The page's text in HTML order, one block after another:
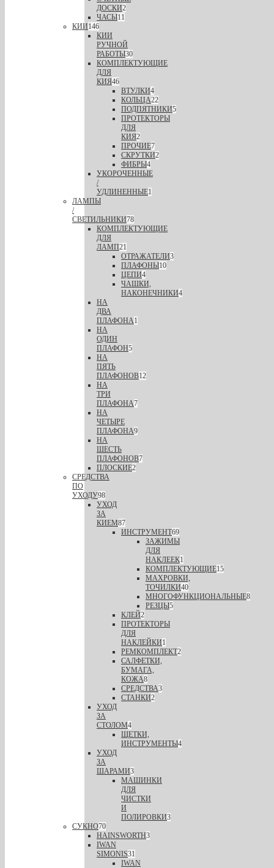
ДОСКИ2
ЧАСЫ11
КИИ146
КИИ
РУЧНОЙ
РАБОТЫ30
КОМПЛЕКТУЮЩИЕ
ДЛЯ
КИЯ46
ВТУЛКИ4
КОЛЬЦА22
ПОДПЯТНИКИ5
ПРОТЕКТОРЫ
ДЛЯ
КИЯ2
ПРОЧИЕ7
СКРУТКИ2
ФИБРЫ4
УКОРОЧЕННЫЕ
/
УДЛИНЕННЫЕ1
ЛАМПЫ
/
СВЕТИЛЬНИКИ78
КОМПЛЕКТУЮЩИЕ
ДЛЯ
ЛАМП21
ОТРАЖАТЕЛИ3
ПЛАФОНЫ10
ЦЕПИ4
ЧАШКИ,
НАКОНЕЧНИКИ4
НА
ДВА
ПЛАФОНА1
НА
ОДИН
ПЛАФОН5
НА
ПЯТЬ
ПЛАФОНОВ12
НА
ТРИ
ПЛАФОНА7
НА
ЧЕТЫРЕ
ПЛАФОНА9
НА
ШЕСТЬ
ПЛАФОНОВ7
ПЛОСКИЕ2
СРЕДСТВА
ПО
УХОДУ98
УХОД
ЗА
КИЕМ87
ИНСТРУМЕНТ69
ЗАЖИМЫ
ДЛЯ
НАКЛЕЕК1
КОМПЛЕКТУЮЩИЕ15
МАХРОВКИ,
ТОЧИЛКИ40
МНОГОФУНКЦИОНАЛЬНЫЕ8
РЕЗЦЫ5
КЛЕЙ2
ПРОТЕКТОРЫ
ДЛЯ
НАКЛЕЙКИ1
РЕМКОМПЛЕКТ2
САЛФЕТКИ,
БУМАГА,
КОЖА8
СРЕДСТВА3
СТАНКИ2
УХОД
ЗА
СТОЛОМ4
ЩЕТКИ,
ИНСТРУМЕНТЫ4
УХОД
ЗА
ШАРАМИ3
МАШИНКИ
ДЛЯ
ЧИСТКИ
И
ПОЛИРОВКИ3
СУКНО70
HAINSWORTH3
IWAN
SIMONIS31
IWAN